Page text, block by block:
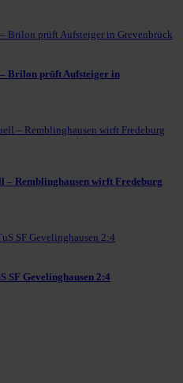
Brilon prüft Aufsteiger in
– Remblinghausen wirft Fredeburg
SF Gevelinghausen 2:4